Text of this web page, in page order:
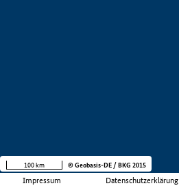
Impressum Datenschutzerklärung
100 km © Geobasis-DE / BKG 2015